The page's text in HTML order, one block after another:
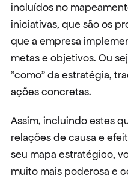
incluídos no
iniciativas, que são os
que a empresa
metas e objetivos. Ou
"como" da estratégia,
ações concretas.
Assim, incluindo estes
relações de causa e
seu mapa estratégico,
muito mais poderosa e